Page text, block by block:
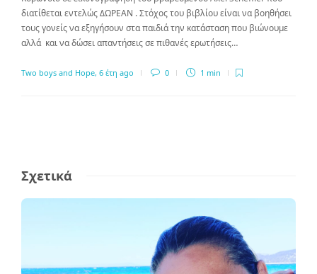
διατίθεται εντελώς ΔΩΡΕΑΝ . Στόχος του βιβλίου είναι να βοηθήσει
τους γονείς να εξηγήσουν στα παιδιά την κατάσταση που βιώνουμε
αλλά και να δώσει απαντήσεις σε πιθανές ερωτήσεις…
Two boys and Hope, 6 έτη ago 0 1 min
Σχετικά